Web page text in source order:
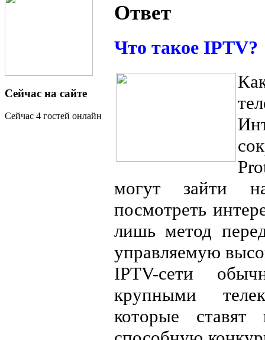
Сейчас на сайте
Сейчас 4 гостей онлайн
Ответ
Что такое IPTV?
могут зайти
посмотреть
лишь метод
управляемую
IPTV-сети
крупными
которые ставят